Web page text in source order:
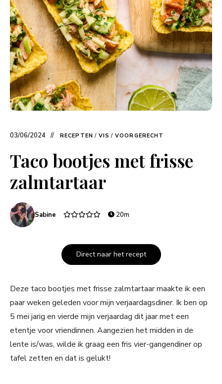
03/06/2024 RECEPTEN / VIS / VOORGERECHT
Taco bootjes met frisse
zalmtartaar
Sabine 20m
Direct naar het recept
Deze taco bootjes met frisse zalmtartaar maakte ik een
paar weken geleden voor mijn verjaardagsdiner. Ik ben op
5 mei jarig en vierde mijn verjaardag dit jaar met een
etentje voor vriendinnen. Aangezien het midden in de
lente is/was, wilde ik graag een fris vier-gangendiner op
tafel zetten en dat is gelukt!